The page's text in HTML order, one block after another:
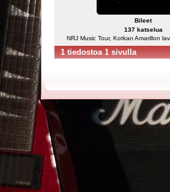
Bileet
137 katselua
NRJ Music Tour, Kotkan Amarillon
1 tiedostoa 1 sivulla